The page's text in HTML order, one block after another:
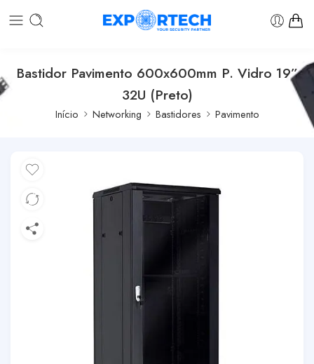
Bastidor Pavimento 600x600mm P. Vidro 19”
32U (Preto)
Início Networking Bastidores Pavimento